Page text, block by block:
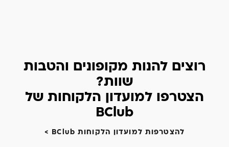
רוצים להנות מקופונים והטבות
שוות?
הצטרפו למועדון הלקוחות של
BClub
להצטרפות למועדון הלקוחות BClub >